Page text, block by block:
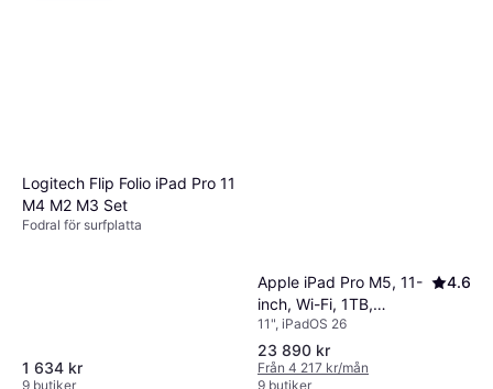
Logitech Flip Folio iPad Pro 11
M4 M2 M3 Set
Fodral för surfplatta
1 634 kr
9 butiker
Apple iPad Pro M5, 11-
inch, Wi-Fi, 1TB,
Standard Glass, Apple
Intelligence Silver
4.6
11", iPadOS 26
23 890 kr
Från 4 217 kr/mån
9 butiker